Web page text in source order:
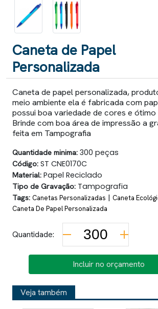
Caneta de Papel
Personalizada
Caneta de papel personalizada,
meio ambiente ela é fabricada com
possui boa variedade de cores e
Brinde com boa área de impressão a
feita em Tampografia
Quantidade minima: 300 peças
Código: ST CNE0170C
Material: Papel Reciclado
Tipo de Gravação: Tampografia
Tags: Canetas Personalizadas | Caneta
Caneta De Papel Personalizada
Quantidade:
Incluir no orçamento
Veja também